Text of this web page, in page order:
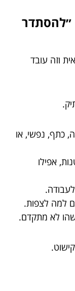
״להסתדר
וזה עובד
כתף, נפשי, או
אפילו
למה לצפות.
לא מתקדם.